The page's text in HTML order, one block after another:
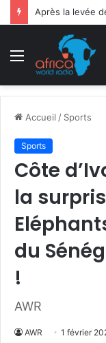
Menu
Accueil / Sports
Sports
Côte
la
du
!
AWR
AWR 1 février